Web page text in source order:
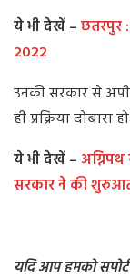
ये भी देखें –छतरपुर
2022
उनकी सरकार से
ही प्रक्रिया दोबारा
ये भी देखें –
सरकार ने की शुरुआत,
यदि आप हमको सपोर्ट